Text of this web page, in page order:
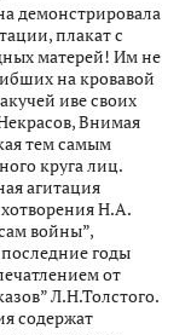
демонстрировала
плакат с
матерей! Им не
на кровавой
иве своих
Внимая
тем самым
круга лиц.
агитация
Н.А.
войны”,
годы
от
Л.Н.Толстого.
содержат